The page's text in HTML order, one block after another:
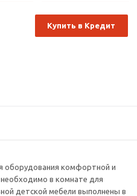
Купить в Кредит
оборудования комфортной и
в комнате для
детской мебели выполнены в